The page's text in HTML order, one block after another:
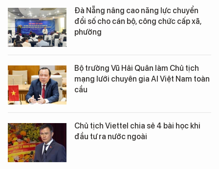
Đà Nẵng nâng cao năng lực chuyển
đổi số cho cán bộ, công chức cấp xã,
phường
Bộ trưởng Vũ Hải Quân làm Chủ tịch
mạng lưới chuyên gia AI Việt Nam toàn
cầu
Chủ tịch Viettel chia sẻ 4 bài học khi
đầu tư ra nước ngoài